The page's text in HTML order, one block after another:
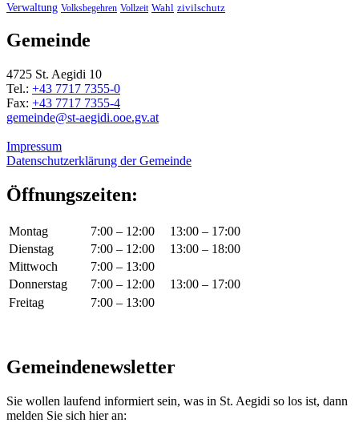
Verwaltung Volksbegehren Vollzeit Wahl zivilschutz
Gemeinde
4725 St. Aegidi 10
Tel.: +43 7717 7355-0
Fax: +43 7717 7355-4
gemeinde@st-aegidi.ooe.gv.at
Impressum
Datenschutzerklärung der Gemeinde
Öffnungszeiten:
Montag 7:00 – 12:00
13:00 – 17:00
Dienstag
7:00 – 12:00
13:00 – 18:00
Mittwoch
7:00 – 13:00
Donnerstag
7:00 – 12:00
13:00 – 17:00
Freitag
7:00 – 13:00
Gemeindenewsletter
Sie wollen laufend informiert sein, was in St. Aegidi so los ist, dann
melden Sie sich hier an: